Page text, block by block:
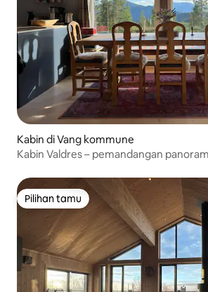
Kabin di Vang kommune
Kabin Valdres – pemandangan
Pilihan tamu
Pilihan tamu